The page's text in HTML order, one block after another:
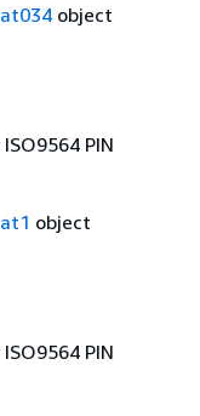
object
PIN
object
PIN